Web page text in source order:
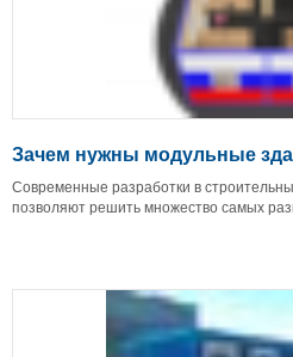
Зачем нужны модульные
Современные разработки в
позволяют решить множество самых